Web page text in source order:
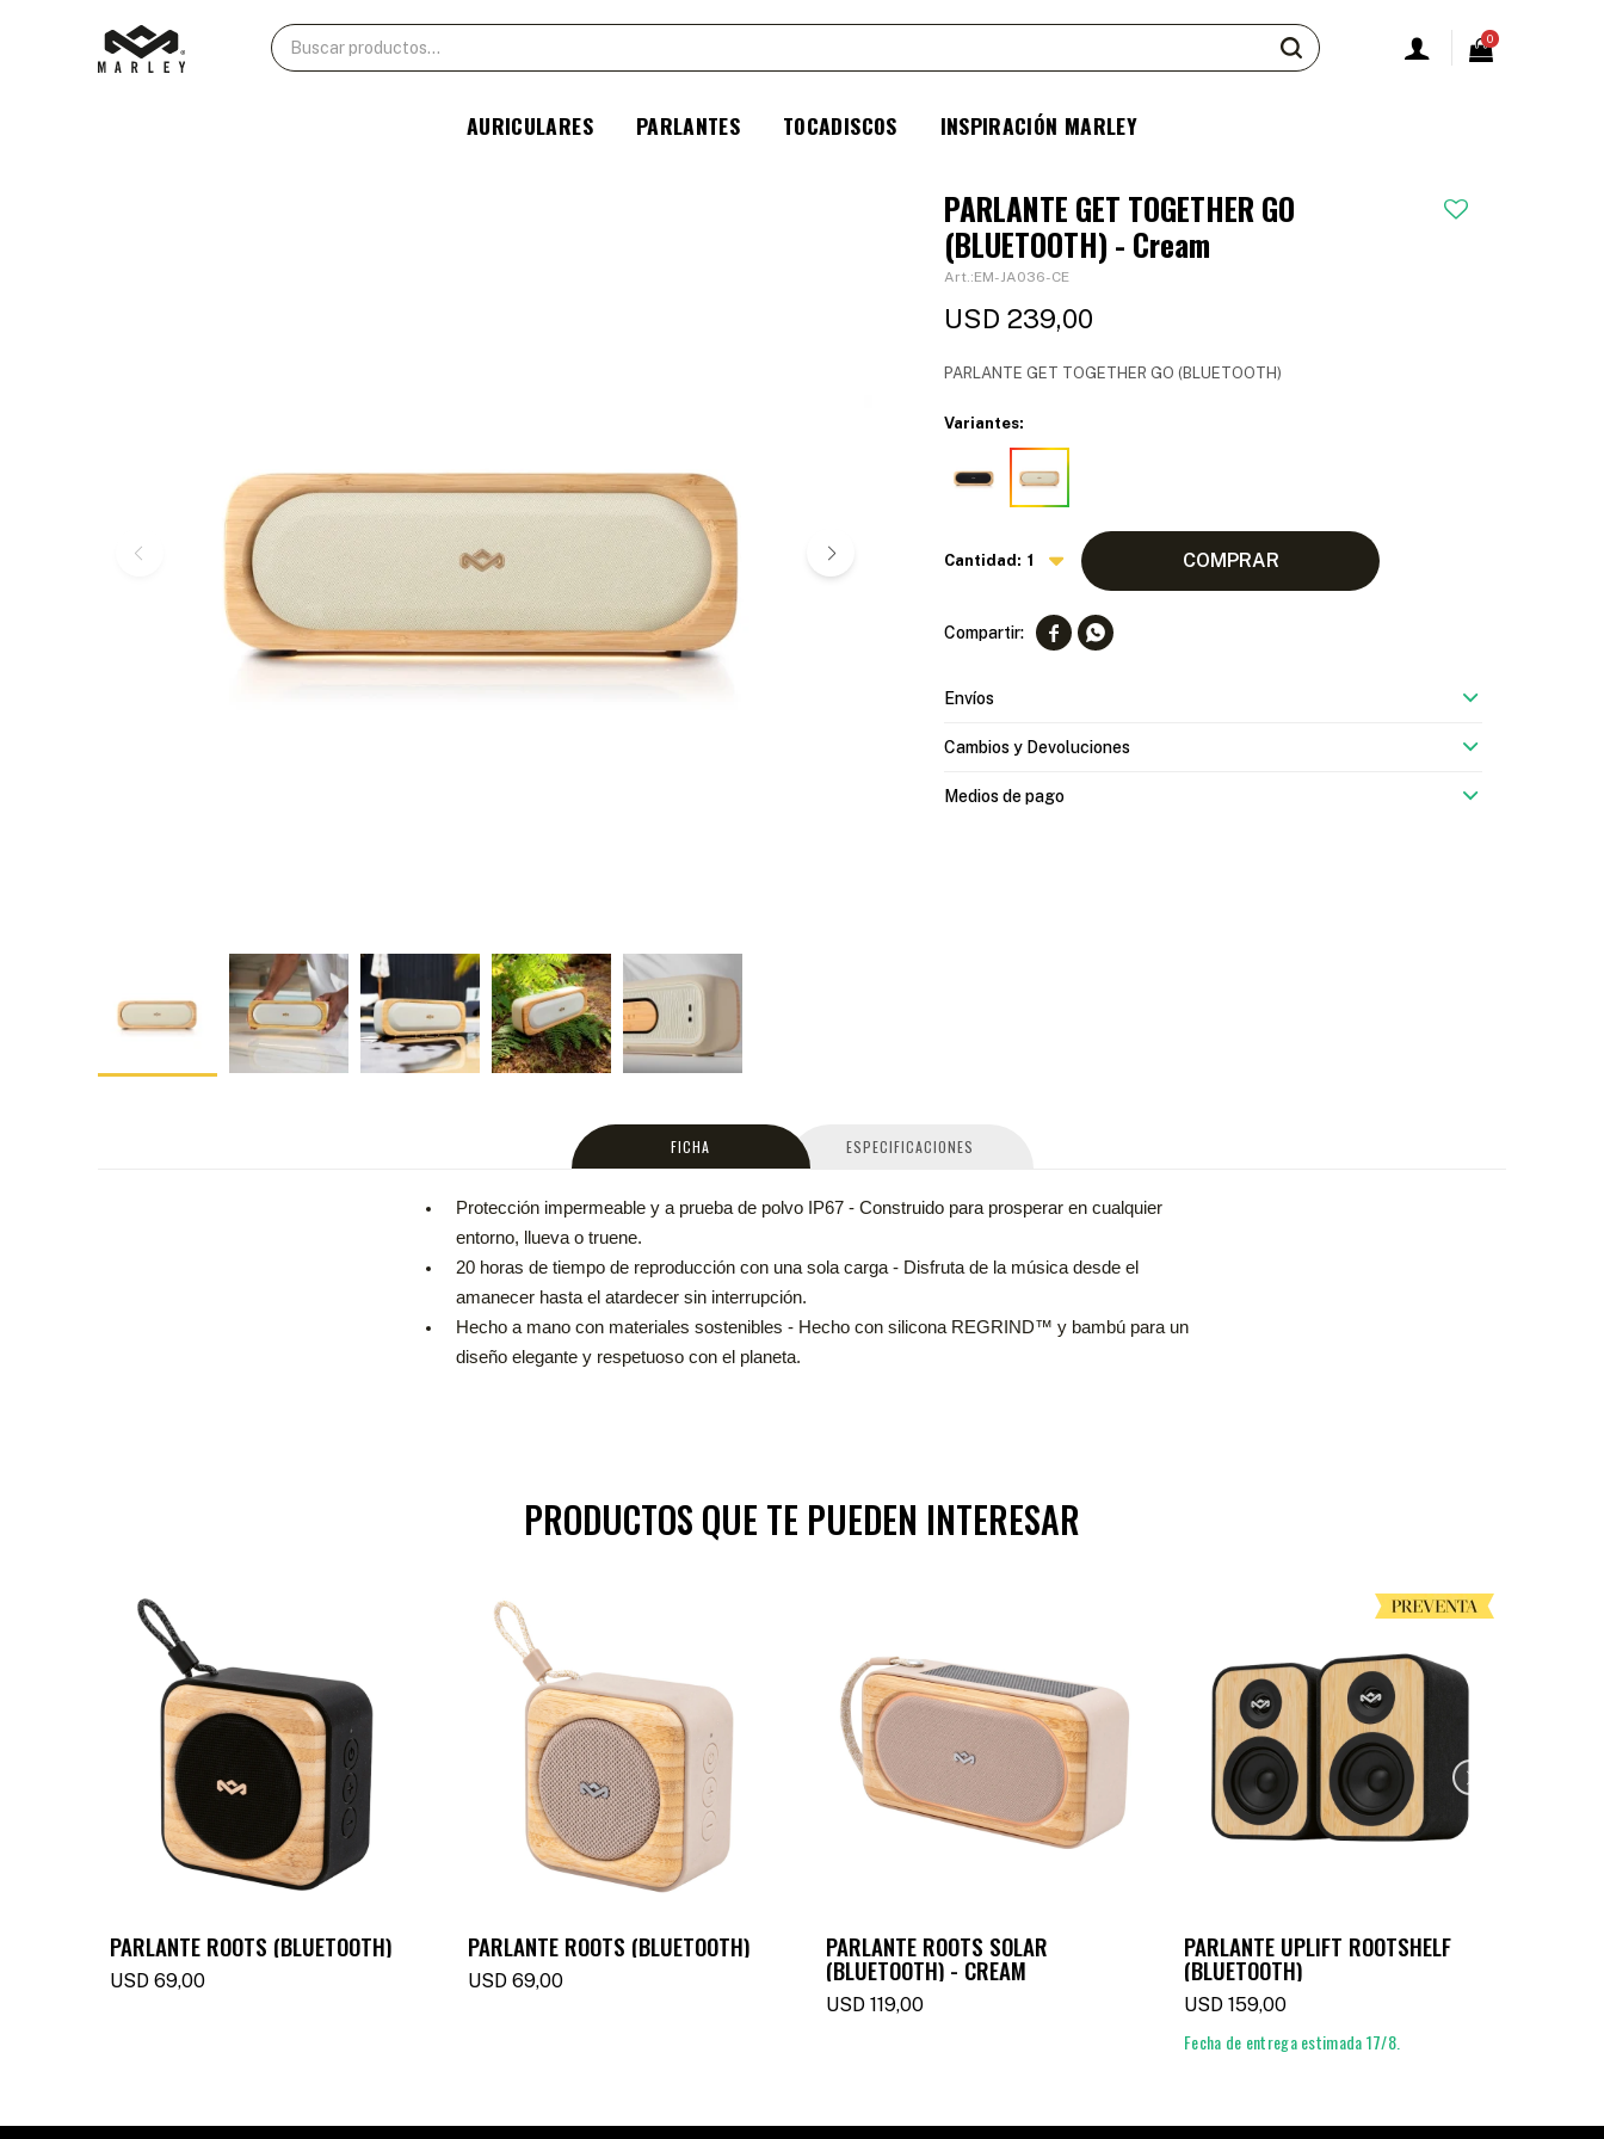
AURICULARES PARLANTES TOCADISCOS INSPIRACIÓN MARLEY
0
PARLANTE GET TOGETHER GO
(BLUETOOTH) - Cream
EM-JA036-CE
USD 239,00
PARLANTE GET TOGETHER GO (BLUETOOTH)
Variantes:
1 COMPRAR
 
Envíos
Cambios y Devoluciones
Medios de pago
FICHA ESPECIFICACIONES
Protección impermeable y a prueba de polvo IP67 - Construido para prosperar en cualquier
entorno, llueva o truene.
20 horas de tiempo de reproducción con una sola carga - Disfruta de la música desde el
amanecer hasta el atardecer sin interrupción.
Hecho a mano con materiales sostenibles - Hecho con silicona REGRIND™ y bambú para un
diseño elegante y respetuoso con el planeta.
PRODUCTOS QUE TE PUEDEN INTERESAR
PARLANTE ROOTS (BLUETOOTH)
USD 69,00
PARLANTE ROOTS (BLUETOOTH)
USD 69,00
PARLANTE ROOTS SOLAR
(BLUETOOTH) - CREAM
USD 119,00
PARLANTE UPLIFT ROOTSHELF
(BLUETOOTH)
USD 159,00
Fecha de entrega estimada 17/8.